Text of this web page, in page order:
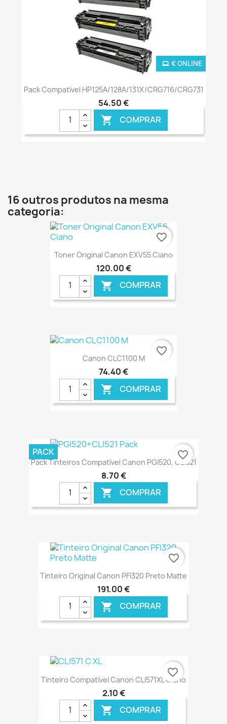
Pack Compatível HP125A/128A/131X/CRG716/CRG731
54,50 €
 COMPRAR
€ ONLINE
16 outros produtos na mesma
categoria:
Toner Original Canon EXV55 Ciano
120,00 €
 COMPRAR
favorite_border
Canon CLC1100 M
74,40 €
 COMPRAR
favorite_border
Pack Tinteiros Compatível Canon PGI520, CLI521
8,70 €
 COMPRAR
€ ONLINE
PACK favorite_border
Tinteiro Original Canon PFI320 Preto Matte
191,00 €
 COMPRAR
favorite_border
Tinteiro Compatível Canon CLI571XL Ciano
2,10 €
 COMPRAR
favorite_border